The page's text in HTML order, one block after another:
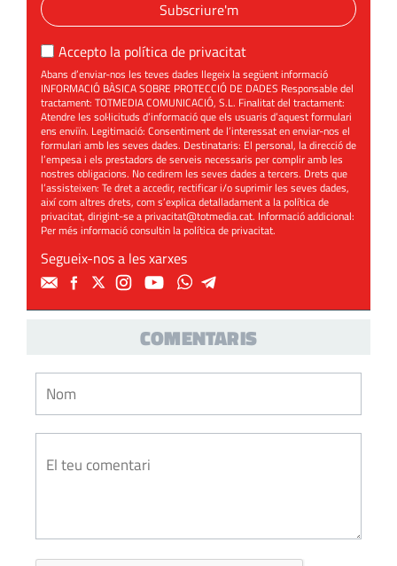
Subscriure'm
Accepto la política de privacitat
Abans d’enviar-nos les teves dades llegeix la següent informació
INFORMACIÓ BÀSICA SOBRE PROTECCIÓ DE DADES Responsable del
tractament: TOTMEDIA COMUNICACIÓ, S.L. Finalitat del tractament:
Atendre les sol·licituds d’informació que els usuaris d’aquest formulari
ens enviïn. Legitimació: Consentiment de l’interessat en enviar-nos el
formulari amb les seves dades. Destinataris: El personal, la direcció de
l’empesa i els prestadors de serveis necessaris per complir amb les
nostres obligacions. No cedirem les seves dades a tercers. Drets que
l’assisteixen: Te dret a accedir, rectificar i/o suprimir les seves dades,
així com altres drets, com s’explica detalladament a la política de
privacitat, dirigint-se aprivacitat@totmedia.cat. Informació addicional:
Per més informació consultin lapolítica de privacitat.
Segueix-nos a les xarxes
COMENTARIS